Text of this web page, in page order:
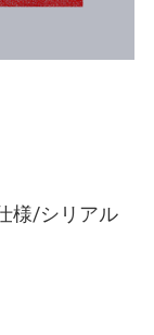
様/シリアル